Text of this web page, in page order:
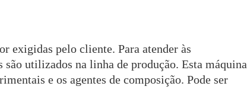
exigidas pelo cliente. Para atender às
utilizados na linha de produção. Esta máquina
e os agentes de composição. Pode ser